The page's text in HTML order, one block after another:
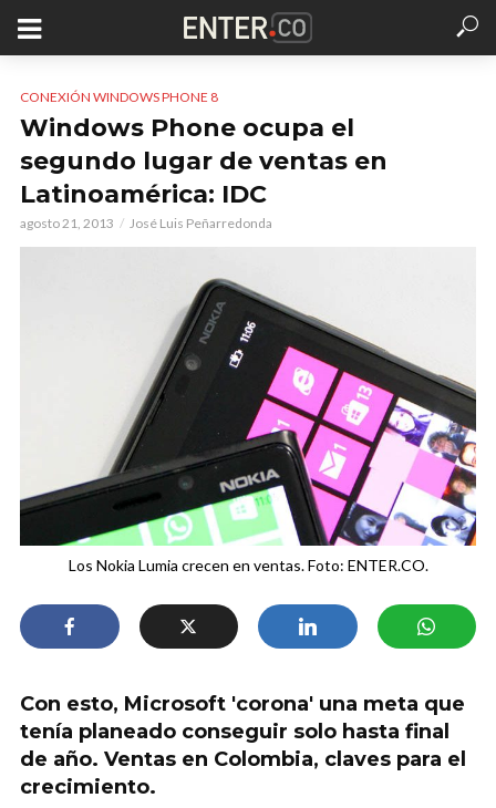
CONEXIÓN WINDOWS PHONE 8
Windows Phone ocupa el
segundo lugar de ventas en
Latinoamérica: IDC
agosto 21, 2013 José Luis Peñarredonda
Los Nokia Lumia crecen en ventas. Foto: ENTER.CO.
Con esto, Microsoft 'corona' una meta que
tenía planeado conseguir solo hasta final
de año. Ventas en Colombia, claves para el
crecimiento.